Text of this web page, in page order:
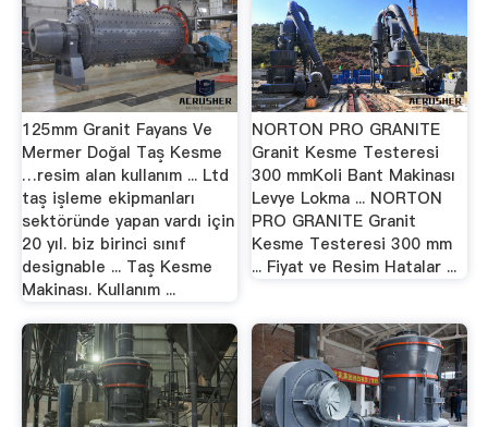
125mm Granit Fayans Ve
Mermer Doğal Taş Kesme
…resim alan kullanım ... Ltd
taş işleme ekipmanları
sektöründe yapan vardı için
20 yıl. biz birinci sınıf
designable ... Taş Kesme
Makinası. Kullanım ...
NORTON PRO GRANITE
Granit Kesme Testeresi
300 mmKoli Bant Makinası
Levye Lokma ... NORTON
PRO GRANITE Granit
Kesme Testeresi 300 mm
... Fiyat ve Resim Hatalar ...